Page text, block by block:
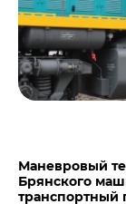
Маневровый
Брянского
транспортный
В
Не
Люди
Издание
Пресса